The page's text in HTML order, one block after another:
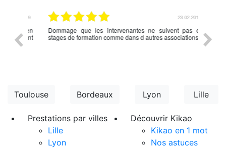
23.02.2019
Dommage que les intervenantes ne suivent pas de
stages de formation comme dans d autres associations,
Toulouse Bordeaux Lyon Lille
Prestations par villes
Lille
Lyon
Découvrir Kikao
Kikao en 1 mot
Nos astuces